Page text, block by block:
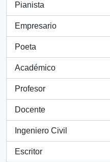
Pianista
, 2 resultados
Empresario
, 2 resultados
Poeta
, 2 resultados
Académico
, 2 resultados
Profesor
, 2 resultados
Docente
, 1 resultados
Ingeniero Civil
, 1 resultados
Escritor
, 1 resultados